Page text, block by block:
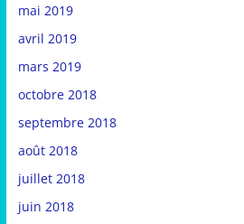
mai 2019
avril 2019
mars 2019
octobre 2018
septembre 2018
août 2018
juillet 2018
juin 2018